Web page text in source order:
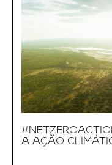
A AÇÃO